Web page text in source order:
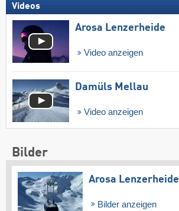
Videos
Arosa Lenzerheide
Video anzeigen
Damüls Mellau
Video anzeigen
Bilder
Arosa Lenzerheide
Bilder anzeigen